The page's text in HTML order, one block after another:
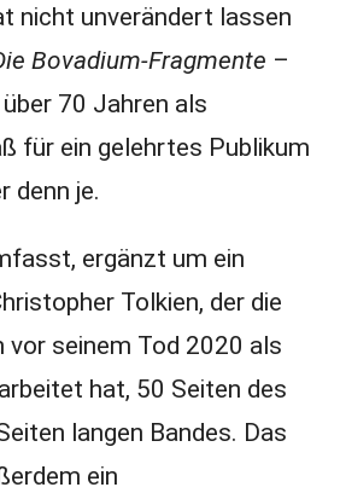
nicht unverändert lassen
Bovadium-Fragmente –
70 Jahren als
für ein gelehrtes Publikum
denn je.
ergänzt um ein
Tolkien, der die
vor seinem Tod 2020 als
hat, 50 Seiten des
langen Bandes. Das
ein